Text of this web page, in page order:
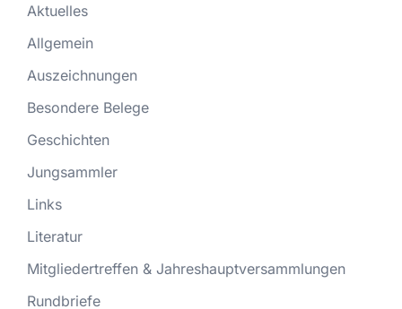
Aktuelles
Allgemein
Auszeichnungen
Besondere Belege
Geschichten
Jungsammler
Links
Literatur
Mitgliedertreffen & Jahreshauptversammlungen
Rundbriefe